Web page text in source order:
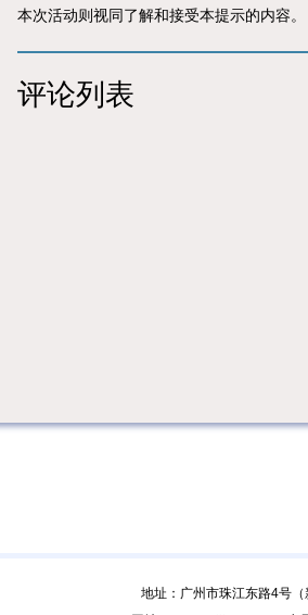
本次活动则视同了解和接受本提示的内容。
评论列表
地址：广州市珠江东路4